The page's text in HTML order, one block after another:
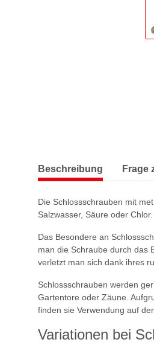
Beschreibung Frage
Die Schlossschrauben mit
Salzwasser, Säure oder
Das Besondere an
man die Schraube durch das
verletzt man sich dank ihres
Schlossschrauben werden
Gartentore oder Zäune.
finden sie Verwendung auf
Variationen bei